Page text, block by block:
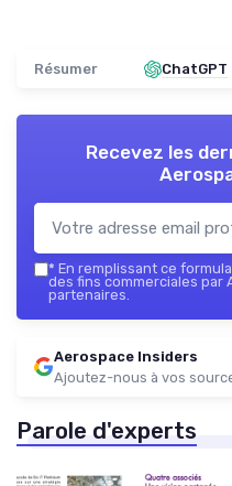
Résumer ChatGPT
Recevez les
* En remplissant ce
des fins commerciales par
partenaires.
Aerospace Insiders
Ajoutez-nous à vos
Parole d'experts